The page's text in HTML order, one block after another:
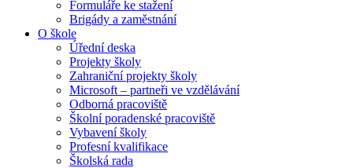
Formuláře ke stažení
Brigády a zaměstnání
O škole
Úřední deska
Projekty školy
Zahraniční projekty školy
Microsoft – partneři ve vzdělávání
Odborná pracoviště
Školní poradenské pracoviště
Vybavení školy
Profesní kvalifikace
Školská rada